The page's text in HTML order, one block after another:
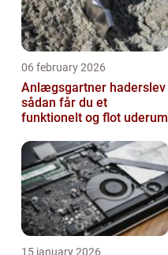
06 february 2026
Anlægsgartner haderslev
sådan får du et
funktionelt og flot uderum
15 january 2026